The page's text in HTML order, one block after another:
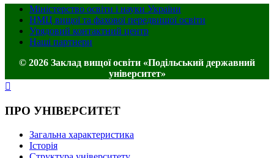
Міністерство освіти і науки України
НМЦ вищої та фахової передвищої освіти
Урядовий контактний центр
Наші партнери
© 2026 Заклад вищої освіти «Подільський державний
університет»
ПРО УНІВЕРСИТЕТ
Загальна характеристика
Історія